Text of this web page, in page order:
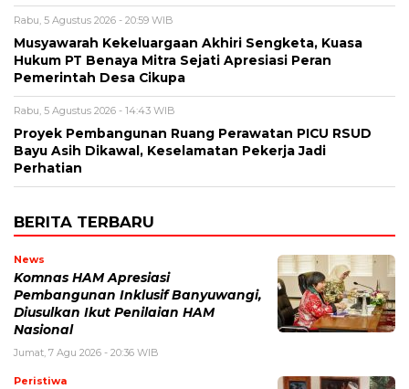
Rabu, 5 Agustus 2026 - 20:59 WIB
Musyawarah Kekeluargaan Akhiri Sengketa, Kuasa
Hukum PT Benaya Mitra Sejati Apresiasi Peran
Pemerintah Desa Cikupa
Rabu, 5 Agustus 2026 - 14:43 WIB
Proyek Pembangunan Ruang Perawatan PICU RSUD
Bayu Asih Dikawal, Keselamatan Pekerja Jadi
Perhatian
BERITA TERBARU
News
Komnas HAM Apresiasi
Pembangunan Inklusif Banyuwangi,
Diusulkan Ikut Penilaian HAM
Nasional
Jumat, 7 Agu 2026 - 20:36 WIB
Peristiwa